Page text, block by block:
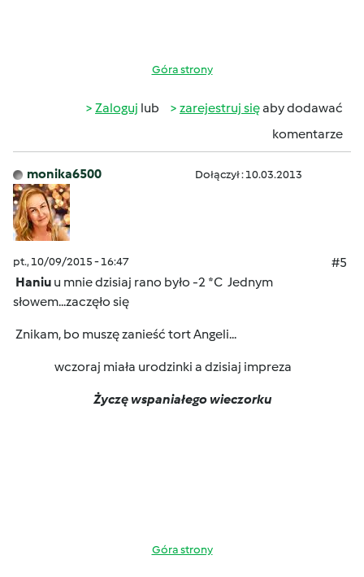
Góra strony
Zaloguj lub zarejestruj sięaby dodawać
komentarze
monika6500 Dołączył : 10.03.2013
pt., 10/09/2015 - 16:47
#5
Haniu u mnie dzisiaj rano było -2 *C Jednym
słowem...zaczęło się
Znikam, bo muszę zanieść tort Angeli...
wczoraj miała urodzinki a dzisiaj impreza
Życzę wspaniałego wieczorku
Góra strony